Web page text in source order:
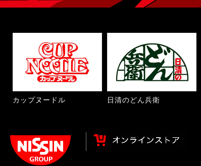
カップヌードル 日清のどん兵衛